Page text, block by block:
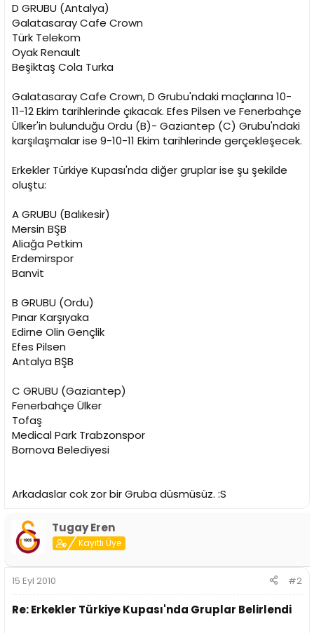
D GRUBU (Antalya)
Galatasaray Cafe Crown
Türk Telekom
Oyak Renault
Beşiktaş Cola Turka
Galatasaray Cafe Crown, D Grubu'ndaki maçlarına 10-
11-12 Ekim tarihlerinde çıkacak. Efes Pilsen ve Fenerbahçe
Ülker'in bulunduğu Ordu (B)- Gaziantep (C) Grubu'ndaki
karşılaşmalar ise 9-10-11 Ekim tarihlerinde gerçekleşecek.
Erkekler Türkiye Kupası'nda diğer gruplar ise şu şekilde
oluştu:
A GRUBU (Balıkesir)
Mersin BŞB
Aliağa Petkim
Erdemirspor
Banvit
B GRUBU (Ordu)
Pınar Karşıyaka
Edirne Olin Gençlik
Efes Pilsen
Antalya BŞB
C GRUBU (Gaziantep)
Fenerbahçe Ülker
Tofaş
Medical Park Trabzonspor
Bornova Belediyesi
Arkadaslar cok zor bir Gruba düsmüsüz. :S
Tugay Eren
Kayıtlı Üye
15 Eyl 2010 #2
Re: Erkekler Türkiye Kupası'nda Gruplar Belirlendi